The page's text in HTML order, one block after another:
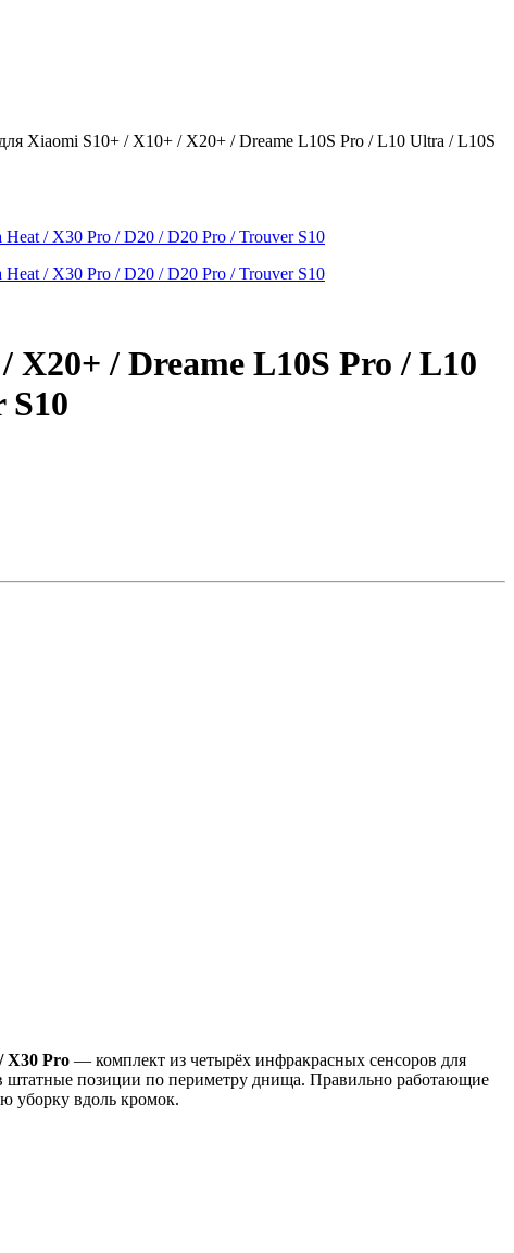
Xiaomi S10+ / X10+ / X20+ / Dreame L10S Pro / L10 Ultra / L10S
X20+ / Dreame L10S Pro / L10
X30 Pro — комплект из четырёх инфракрасных сенсоров для
штатные позиции по периметру днища. Правильно работающие
уборку вдоль кромок.